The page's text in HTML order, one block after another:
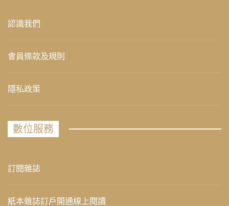
認識我們
會員條款及規則
隱私政策
數位服務
訂閱雜誌
紙本雜誌訂戶開通線上閱讀